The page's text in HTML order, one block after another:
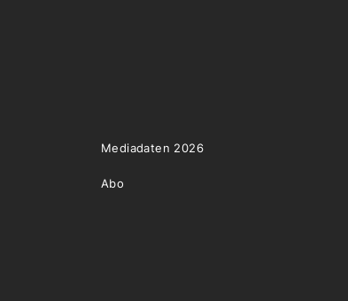
Mediadaten 2026
Abo